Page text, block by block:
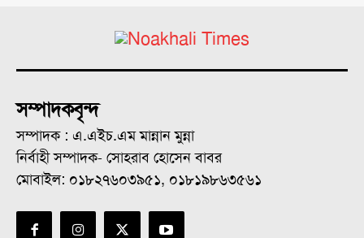
সম্পাদকবৃন্দ
সম্পাদক : এ.এইচ.এম মান্নান মুন্না
নির্বাহী সম্পাদক- সোহরাব হোসেন বাবর
মোবাইল: ০১৮২৭৬০৩৯৫১, ০১৮১৯৮৬৩৫৬১